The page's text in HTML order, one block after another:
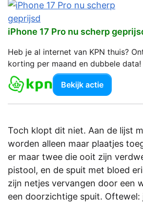
iPhone 17 Pro nu scherp
Heb je al internet van KPN thuis?
korting per maand en dubbele data!
Bekijk actie
Toch klopt dit niet. Aan de lijst
worden alleen maar plaatjes
er maar twee die ooit zijn
pistool, en de spuit met bloed
zijn netjes vervangen door een
een doorzichtige spuit. Oftewel: